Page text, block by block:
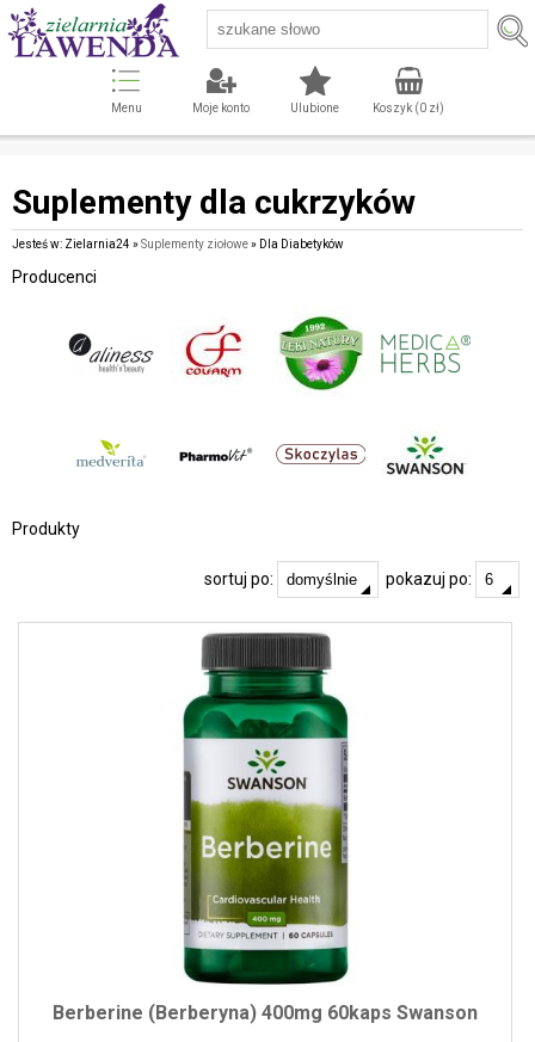
Menu Moje konto Ulubione Koszyk (0zł)
Suplementy dla cukrzyków
Jesteś w: Zielarnia24 »Suplementy ziołowe» Dla Diabetyków
Producenci
Produkty
pokazuj po:
sortuj po:
Berberine (Berberyna) 400mg 60kaps Swanson